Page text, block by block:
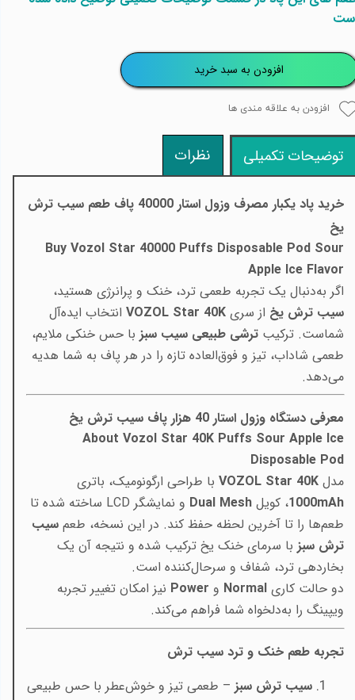
افزودن به سبد خرید
افزودن به علاقه مندی ها
توضیحات تکمیلی نظرات
خرید پاد یکبار مصرف وزول استار 40000 پاف طعم
سیب ترش
یخ
Buy Vozol Star 40000 Puffs Disposable Pod Sour
Apple Ice Flavor
اگر به‌دنبال یک تجربه طعمی ترد، خنک و پرانرژی هستید،
سیب ترش یخ از سری VOZOL Star 40Kانتخاب ایده‌آل
شماست. ترکیب ترشی طبیعی سیب سبز با حس خنکی ملایم،
طعمی شاداب، تیز و فوق‌العاده تازه را در هر پاف به شما هدیه
می‌دهد.
معرفی دستگاه وزول استار 40 هزار پاف سیب ترش یخ
About Vozol Star 40K Puffs Sour Apple Ice
Disposable Pod
مدل VOZOL Star 40Kبا طراحی ارگونومیک، باتری
1000mAh ، کویل Dual Mesh
و نمایشگر LCD ساخته شده تا
طعم‌ها را تا آخرین لحظه حفظ کند. در این نسخه، طعم سیب
ترش سبزبا سرمای خنک یخ ترکیب شده و نتیجه آن یک
بخاردهی ترد، شفاف و سرحال‌کننده است.
دو حالت کاری Normal و Power نیز امکان تغییر تجربه
ویپینگ را به‌دلخواه شما فراهم می‌کند.
تجربه طعم خنک و ترد سیب ترش
سیب ترش سبز – طعمی تیز و خوش‌عطر با حس طبیعی